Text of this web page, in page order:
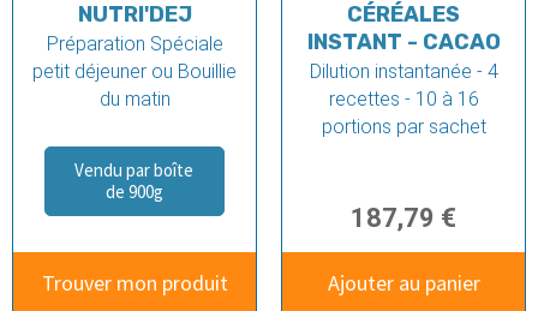
NUTRI'DEJ
Préparation Spéciale
petit déjeuner ou Bouillie
du matin
Vendu par boîte
de 900g
Trouver mon produit
CÉRÉALES
INSTANT - CACAO
Dilution instantanée - 4
recettes - 10 à 16
portions par sachet
187,79 €
Ajouter au panier